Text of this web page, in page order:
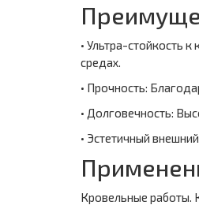
• Ультра-стойкость
средах.
• Прочность:
• Долговечность:
• Эстетичный
Кровельные работы.